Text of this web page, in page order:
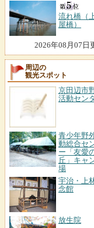
流れ橋（
屋橋）
2026年08月07日
周辺の
観光スポット
京田辺市
活動セン
青少年野
動総合セ
ー「友愛
丘」キャ
場
宇治・上
念館
放生院